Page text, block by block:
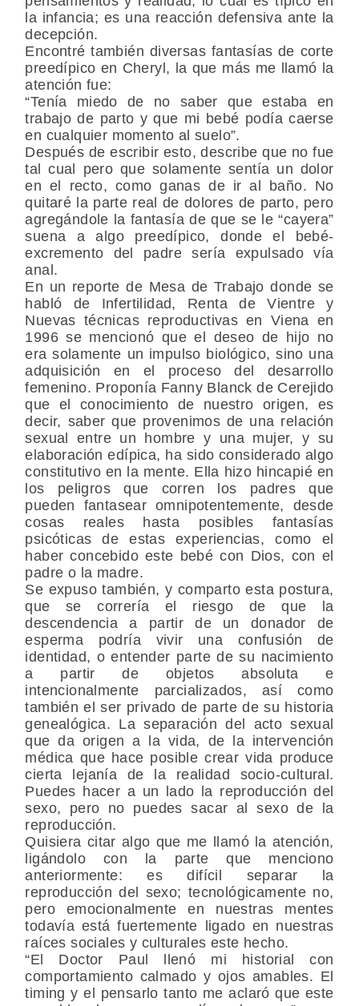
la infancia; es una reacción defensiva ante la
decepción.
Encontré también diversas fantasías de corte
preedípico en Cheryl, la que más me llamó la
atención fue:
“Tenía miedo de no saber que estaba en
trabajo de parto y que mi bebé podía caerse
en cualquier momento al suelo”.
Después de escribir esto, describe que no fue
tal cual pero que solamente sentía un dolor
en el recto, como ganas de ir al baño. No
quitaré la parte real de dolores de parto, pero
agregándole la fantasía de que se le “cayera”
suena a algo preedípico, donde el bebé-
excremento del padre sería expulsado vía
anal.
En un reporte de Mesa de Trabajo donde se
habló de Infertilidad, Renta de Vientre y
Nuevas técnicas reproductivas en Viena en
1996 se mencionó que el deseo de hijo no
era solamente un impulso biológico, sino una
adquisición en el proceso del desarrollo
femenino. Proponía Fanny Blanck de Cerejido
que el conocimiento de nuestro origen, es
decir, saber que provenimos de una relación
sexual entre un hombre y una mujer, y su
elaboración edípica, ha sido considerado algo
constitutivo en la mente. Ella hizo hincapié en
los peligros que corren los padres que
pueden fantasear omnipotentemente, desde
cosas reales hasta posibles fantasías
psicóticas de estas experiencias, como el
haber concebido este bebé con Dios, con el
padre o la madre.
Se expuso también, y comparto esta postura,
que se correría el riesgo de que la
descendencia a partir de un donador de
esperma podría vivir una confusión de
identidad, o entender parte de su nacimiento
a partir de objetos absoluta e
intencionalmente parcializados, así como
también el ser privado de parte de su historia
genealógica. La separación del acto sexual
que da origen a la vida, de la intervención
médica que hace posible crear vida produce
cierta lejanía de la realidad socio-cultural.
Puedes hacer a un lado la reproducción del
sexo, pero no puedes sacar al sexo de la
reproducción.
Quisiera citar algo que me llamó la atención,
ligándolo con la parte que menciono
anteriormente: es difícil separar la
reproducción del sexo; tecnológicamente no,
pero emocionalmente en nuestras mentes
todavía está fuertemente ligado en nuestras
raíces sociales y culturales este hecho.
“El Doctor Paul llenó mi historial con
comportamiento calmado y ojos amables. El
timing y el pensarlo tanto me aclaró que este